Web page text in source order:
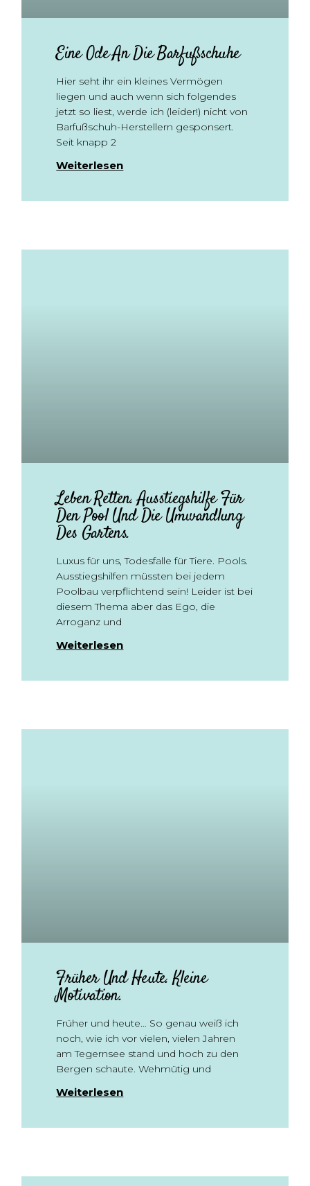
Eine Ode An Die Barfußschuhe
Hier seht ihr ein kleines Vermögen
liegen und auch wenn sich folgendes
jetzt so liest, werde ich (leider!) nicht von
Barfußschuh-Herstellern gesponsert.
Seit knapp 2
Weiterlesen
Leben Retten. Ausstiegshilfe Für
Den Pool Und Die Umwandlung
Des Gartens.
Luxus für uns, Todesfalle für Tiere. Pools.
Ausstiegshilfen müssten bei jedem
Poolbau verpflichtend sein! Leider ist bei
diesem Thema aber das Ego, die
Arroganz und
Weiterlesen
Früher Und Heute. Kleine
Motivation.
Früher und heute… So genau weiß ich
noch, wie ich vor vielen, vielen Jahren
am Tegernsee stand und hoch zu den
Bergen schaute. Wehmütig und
Weiterlesen